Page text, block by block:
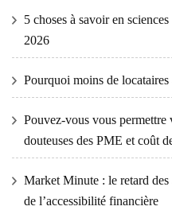
5 choses à savoir en
2026
Pourquoi moins de locataires
Pouvez-vous vous
douteuses des PME et coût
Market Minute : le retard des
de l’accessibilité financière